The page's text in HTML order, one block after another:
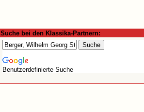
Suche bei den Klassika-Partnern:
Benutzerdefinierte Suche